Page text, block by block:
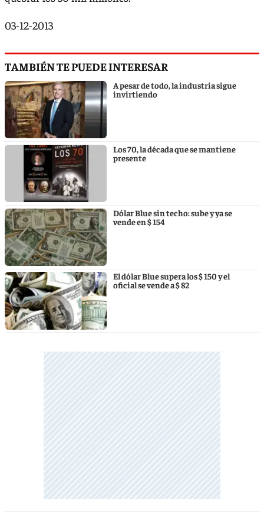
03-12-2013
TAMBIÉN TE PUEDE INTERESAR
A pesar de todo, la industria sigue
invirtiendo
Los 70, la década que se mantiene
presente
Dólar Blue sin techo: sube y ya se
vende en $ 154
El dólar Blue supera los $ 150 y el
oficial se vende a $ 82